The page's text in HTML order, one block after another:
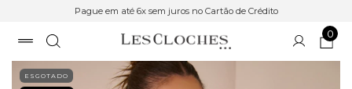
Pague em até 6x sem juros no Cartão de Crédito
0
ESGOTADO